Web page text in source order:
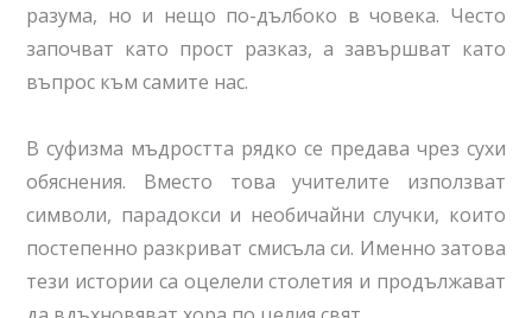
разума, но и нещо по-дълбоко в човека. Често
започват като прост разказ, а завършват като
въпрос към самите нас.
В суфизма мъдростта рядко се предава чрез сухи
обяснения. Вместо това учителите използват
символи, парадокси и необичайни случки, които
постепенно разкриват смисъла си. Именно затова
тези истории са оцелели столетия и продължават